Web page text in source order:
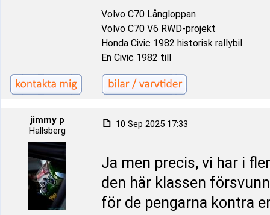
Volvo C70 Långloppan
Volvo C70 V6 RWD-projekt
Honda Civic 1982 historisk rallybil
En Civic 1982 till
jimmy p
Hallsberg
10 Sep 2025 17:33
Ja men precis, vi har i
den här klassen
för de pengarna kontra